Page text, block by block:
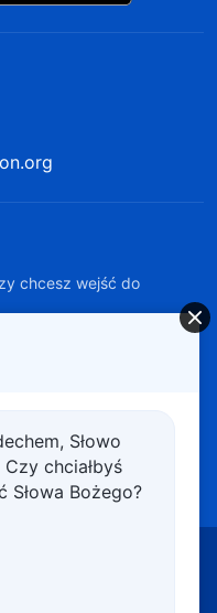
chcesz wejść do
Słowo
chciałbyś
Słowa Bożego?